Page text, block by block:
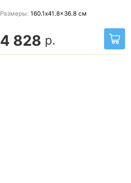
Размеры: 160.1x41.8x36.8 см
4 828 р.